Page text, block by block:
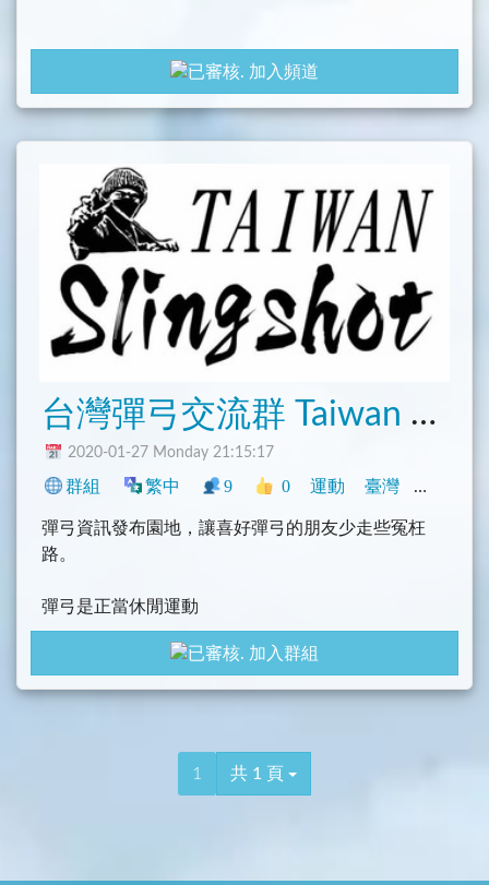
加入頻道
台灣彈弓交流群 Taiwan Slingshot
2020-01-27 Monday 21:15:17
群組 繁中 9 0 運動 臺灣 興趣
彈弓資訊發布園地，讓喜好彈弓的朋友少走些冤枉
路。
彈弓是正當休閒運動
依據社會秩序維護法、槍砲彈藥刀械管制條例、野生
動物保護法等相關法令。
請弓友們潔身自愛，一起來維護這項良好的運動。
加入群組
1 共 1 頁